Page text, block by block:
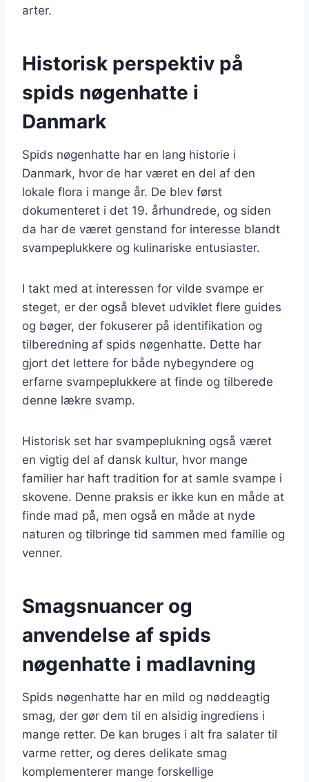
arter.
Historisk perspektiv på
spids nøgenhatte i
Danmark
Spids nøgenhatte har en lang historie i
Danmark, hvor de har været en del af den
lokale flora i mange år. De blev først
dokumenteret i det 19. århundrede, og siden
da har de været genstand for interesse blandt
svampeplukkere og kulinariske entusiaster.
I takt med at interessen for vilde svampe er
steget, er der også blevet udviklet flere guides
og bøger, der fokuserer på identifikation og
tilberedning af spids nøgenhatte. Dette har
gjort det lettere for både nybegyndere og
erfarne svampeplukkere at finde og tilberede
denne lækre svamp.
Historisk set har svampeplukning også været
en vigtig del af dansk kultur, hvor mange
familier har haft tradition for at samle svampe i
skovene. Denne praksis er ikke kun en måde at
finde mad på, men også en måde at nyde
naturen og tilbringe tid sammen med familie og
venner.
Smagsnuancer og
anvendelse af spids
nøgenhatte i madlavning
Spids nøgenhatte har en mild og nøddeagtig
smag, der gør dem til en alsidig ingrediens i
mange retter. De kan bruges i alt fra salater til
varme retter, og deres delikate smag
komplementerer mange forskellige